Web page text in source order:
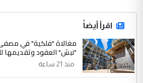
اقرأ أيضاً
مغالاة "فلكية" في مصفى
"نبش" العقود وتقديمها
منذ 21 ساعة